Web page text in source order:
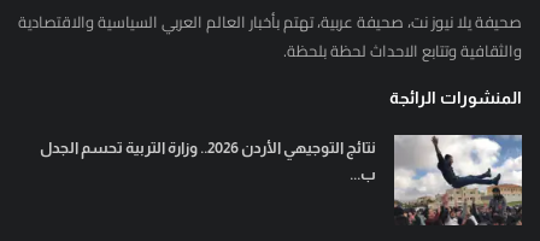
صحيفة يلا نيوز نت، صحيفة عربية، تهتم بأخبار العالم العربي السياسية والاقتصادية
والثقافية وتتابع الاحداث لحظة بلحظة.
المنشورات الرائجة
نتائج التوجيهي الأردن 2026.. وزارة التربية تحسم الجدل
ب...